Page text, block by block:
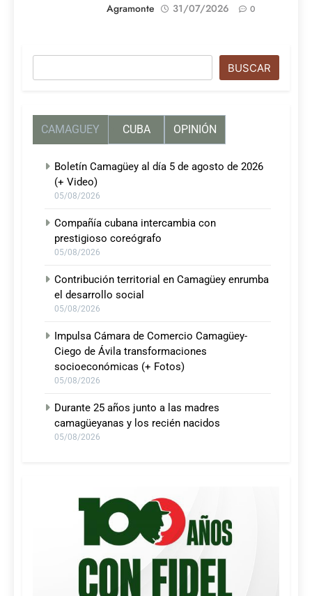
Agramonte
31/07/2026 0
BUSCAR
CAMAGUEY CUBA OPINIÓN
Boletín Camagüey al día 5 de agosto de 2026
(+ Video)
05/08/2026
Compañía cubana intercambia con
prestigioso coreógrafo
05/08/2026
Contribución territorial en Camagüey enrumba
el desarrollo social
05/08/2026
Impulsa Cámara de Comercio Camagüey-
Ciego de Ávila transformaciones
socioeconómicas (+ Fotos)
05/08/2026
Durante 25 años junto a las madres
camagüeyanas y los recién nacidos
05/08/2026